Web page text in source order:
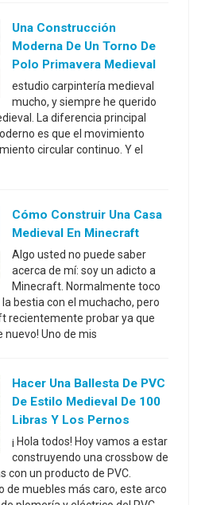
Una Construcción
Moderna De Un Torno De
Polo Primavera Medieval
estudio carpintería medieval
mucho, y siempre he querido
La diferencia principal
es que el movimiento
circular continuo. Y el
Cómo Construir Una Casa
Medieval En Minecraft
Algo usted no puede saber
acerca de mí: soy un adicto a
Minecraft. Normalmente toco
bestia con el muchacho, pero
recientemente probar ya que
Uno de mis
Hacer Una Ballesta De PVC
De Estilo Medieval De 100
Libras Y Los Pernos
¡ Hola todos! Hoy vamos a estar
construyendo una crossbow de
con un producto de PVC.
de muebles más caro, este arco